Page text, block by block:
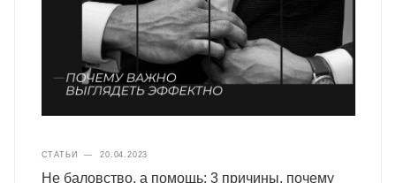
СТАТЬИ — 20.04.2023
Не баловство, а помощь: 3 причины, почему